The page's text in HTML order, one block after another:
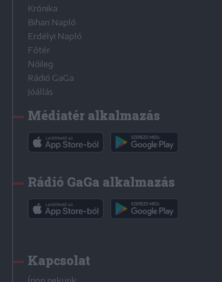
Krónika
Bihari Napló
Erdélyi Napló
Főtér
Nőileg
Rádió GaGa
Jóállás
Médiatér alkalmazás
Rádió GaGa alkalmazás
Kapcsolat